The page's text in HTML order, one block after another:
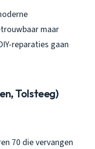
maar
reparaties gaan
Tolsteeg)
70 die vervangen